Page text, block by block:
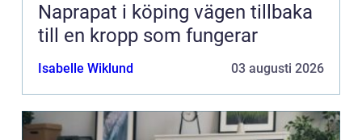
Naprapat i köping vägen tillbaka
till en kropp som fungerar
Isabelle Wiklund 03 augusti 2026